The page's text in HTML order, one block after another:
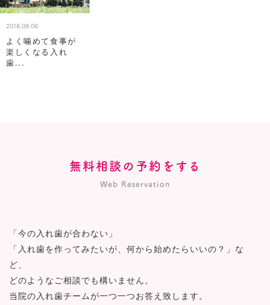
2018.09.06
よく噛めて食事が
楽しくなる入れ
歯...
無料相談の予約をする
Web Reservation
「今の入れ歯が合わない」
「入れ歯を作ってみたいが、何から始めたらいいの？」な
ど、
どのようなご相談でも構いません。
当院の入れ歯チームが一つ一つお答え致します。